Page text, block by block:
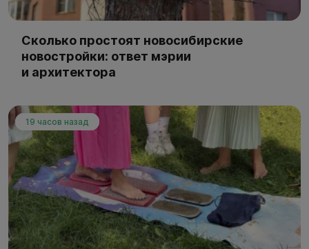
Сколько простоят новосибирские
новостройки: ответ мэрии
и архитектора
19 часов назад